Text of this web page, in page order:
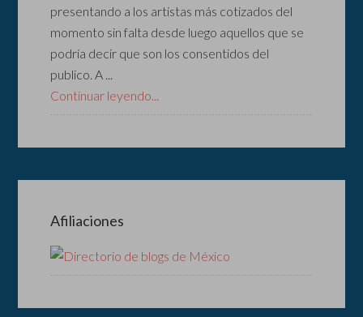
presentando a los artistas más cotizados del
momento sin falta desde luego aquellos que se
podría decir que son los consentidos del
publico. A ...
Continuar leyendo...
Afiliaciones